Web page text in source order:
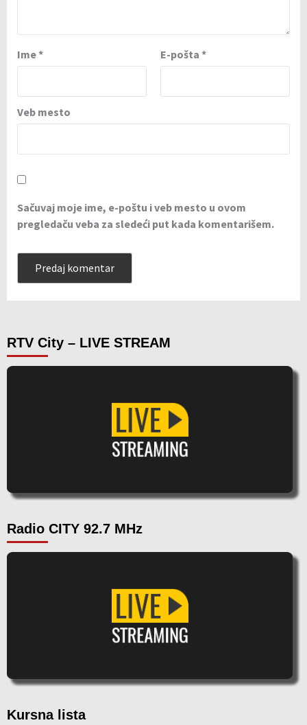
Ime* E-pošta *
Veb mesto
Sačuvaj moje ime, e-poštu i veb mesto u ovom
pregledaču veba za sledeći put kada komentarišem.
RTV City – LIVE STREAM
Radio CITY 92.7 MHz
Kursna lista